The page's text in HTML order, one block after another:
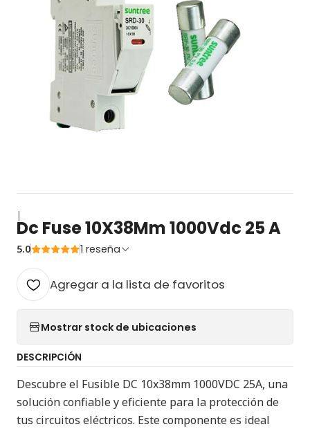
|
Dc Fuse 10X38Mm 1000Vdc 25 A
5.0 1 reseña
Agregar a la lista de favoritos
Mostrar stock de ubicaciones
DESCRIPCIÓN
Descubre el Fusible DC 10x38mm 1000VDC 25A, una
solución confiable y eficiente para la protección de
tus circuitos eléctricos. Este componente es ideal